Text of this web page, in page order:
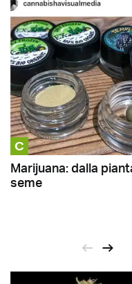
C
Marijuana: dalla
seme